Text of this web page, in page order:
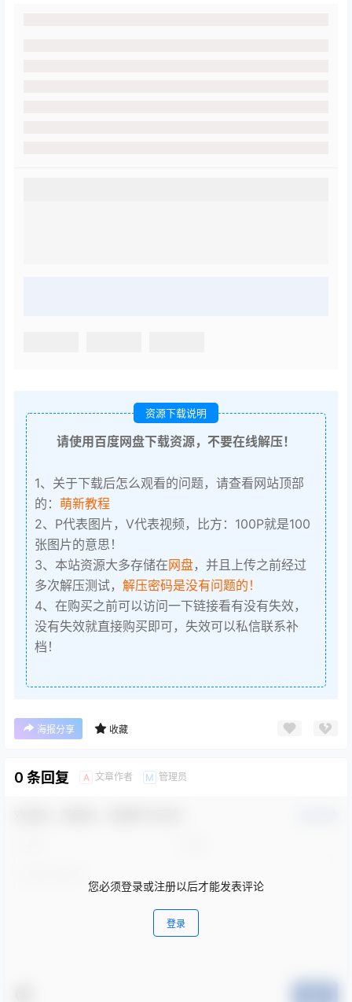
资源下载说明
请使用百度网盘下载资源，不要在线解压！
1、关于下载后怎么观看的问题，请查看网站顶部
的： 萌新教程
2、P代表图片，V代表视频，比方：100P就是100
张图片的意思！
3、本站资源大多存储在网盘，并且上传之前经过
多次解压测试， 解压密码是没有问题的！
4、在购买之前可以访问一下链接看有没有失效，
没有失效就直接购买即可，失效可以私信联系补
档！
海报分享 收藏
0 条回复 A 文章作者 M 管理员
您必须登录或注册以后才能发表评论
登录